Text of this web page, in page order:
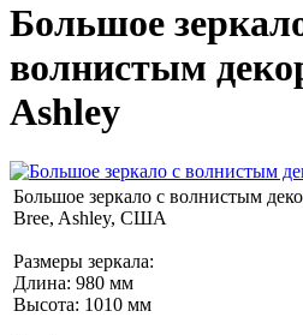
Большое
волнистым
Ashley
Большое зеркало с волнистым
Bree, Ashley, США
Размеры зеркала:
Длина: 980 мм
Высота: 1010 мм